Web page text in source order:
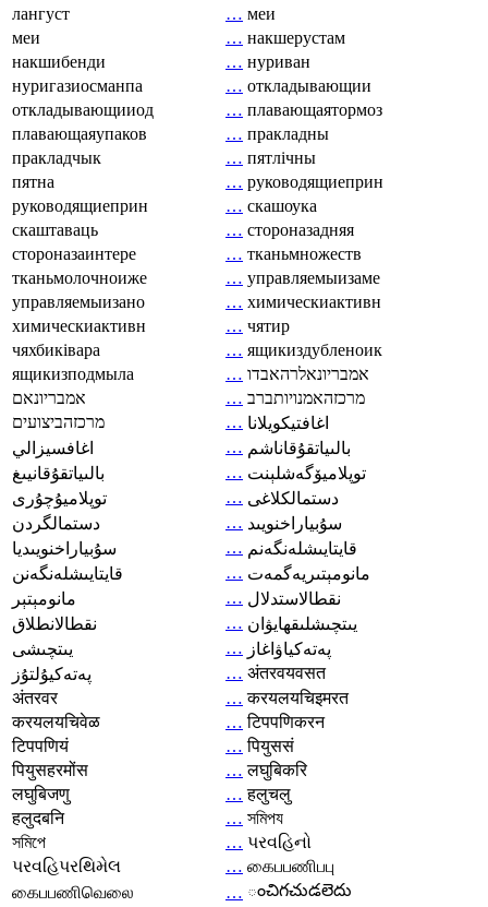
лангуст
… меи
меи
… накшерустам
накшибенди
… нуриван
нуригазиосманпа
… откладывающии
откладывающииод
… плавающаятормоз
плавающаяупаков
… пракладны
пракладчык
… пятлічны
пятна
… руководящиеприн
руководящиеприн
… скашоука
скаштаваць
… стороназадняя
стороназаинтере
… тканьмножеств
тканьмолочноиже
… управляемыизаме
управляемыизано
… химическиактивн
химическиактивн
… чятир
чяхбиківара
… ящикиздубленоик
ящикизподмыла
… אמבריונאלרהאבדו
אמבריונאם
… מרכזהאמנויותברב
מרכזהביצועים
… اغافتيكويلانا
اغافسيزالي
… بالىياتقۇقاناشم
بالىياتقۇقانيىغ
… توپلاميۆگەشلېنت
توپلاميۇچۇرى
… دستمالکلاغی
دستمالگردن
… سۇبياراخنويىد
سۇبياراخنويىديا
… قايتايىشلەنگەنم
قايتايىشلەنگەنن
… مانومېتىريەگمەت
مانومېتېر
… نقطالاستدلال
نقطالانطلاق
… يىتچىشلىقھايۋان
يىتچىشى
… پەتەكياۋاغاز
پەتەكيۇلتۇز
… अंतरवयवसत
अंतरवर
… करयलयचिइमरत
करयलयचिवेळ
… टिपपणिकरन
टिपपणियं
… पियुससं
पियुसहरमोंस
… लघुबिकरि
लघुबिजणु
… हलुचलु
हलुदबनि
… সমিপয
সমিপে
… પરવહિનો
પરવહિપરથિમેલ
… கைபபணிபபு
கைபபணிவெலை
… ంచిగచుడలెదు